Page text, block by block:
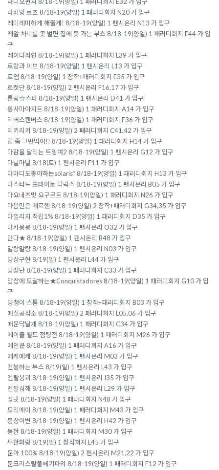
라비앙 로즈 8/18-19(양일) 1 패러디회지 N20 가 입구
레미레미하게 해줄게! 8/18-19(양일) 1 팬시온리 N13 가 입구
레알 차비를 못 벌면 집에 못 가는 부스 8/18-19(양일) 1 패러디회지 E44 가 입
구
레이디죄인 8/18-19(양일) 1 패러디회지 L39 가 입구
로랑과 이브 8/18-19(양일) 1 팬시온리 L13 가 입구
로엠 8/18-19(양일) 1 창작+패러디회지 E35 가 입구
로켓단 8/18-19(양일) 2 팬시온리 F16,17 가 입구
롤링☆스타 8/18-19(양일) 1 팬시온리 D41 가 입구
롱사마아지트 8/18-19(양일) 1 패러디회지 A14 가 입구
리버스캔버스 8/18-19(양일) 1 패러디회지 F36 가 입구
리키리키 8/18-19(양일) 2 패러디회지 C41,42 가 입구
립 좀 그만먹어!! 8/18-19(양일) 1 패러디회지 H14 가 입구
마감을 달리는 트잉여2 8/18-19(양일) 1 팬시온리 G12 가 입구
마닐마닐 8/18(토) 1 팬시온리 F11 가 입구
마마디도좋아하는solaris* 8/18-19(양일) 1 패러디회지 H13 가 입구
마스타드 포테이토 디럭스 8/18-19(양일) 1 팬시온리 B05 가 입구
마요네즈맛 요구르트 8/18-19(양일) 1 패러디회지 N26 가 입구
마음만은 메르헨 8/18-19(양일) 2 창작+패러디회지 G34,35 가 입구
마일리지 적립1% 8/18-19(양일) 1 패러디회지 D35 가 입구
마카롱롱 8/18-19(양일) 1 팬시온리 O32 가 입구
만다★ 8/18-19(양일) 1 팬시온리 B48 가 입구
말랑말랑 8/18-19(양일) 1 팬시온리 N03 가 입구
망상구현 8/19(일) 1 팬시온리 L44 가 입구
망상단 8/18-19(양일) 1 패러디회지 C33 가 입구
망상에 도달하는★Conquistadores 8/18-19(양일) 1 패러디회지 G10 가 입
구
망청이 스톰 8/18-19(양일) 1 창작+패러디회지 B03 가 입구
매실공작소 8/18-19(양일) 2 패러디회지 L05,06 가 입구
매운닥날개 8/18-19(양일) 1 패러디회지 C34 가 입구
메이플 월드 점령전 8/18-19(양일) 1 패러디회지 M26 가 입구
메인쿤 8/18-19(양일) 1 패러디회지 A16 가 입구
메케메케 8/18-19(양일) 1 팬시온리 M03 가 입구
멘붕하는 부스 8/19(일) 1 팬시온리 L43 가 입구
멘탈붕괴 8/18-19(양일) 1 팬시온리 I35 가 입구
멘탈심해 8/18-19(양일) 1 팬시온리 L29 가 입구
멩넷 8/18-19(양일) 1 패러디회지 N48 가 입구
모리메이 8/18-19(양일) 1 패러디회지 M43 가 입구
몽상이변 8/18-19(양일) 1 팬시온리 H42 가 입구
몽한 8/18-19(양일) 1 패러디회지 M30 가 입구
무한화랑 8/19(일) 1 창작회지 L45 가 입구
문아 100% 8/18-19(양일) 2 팬시온리 M21,22 가 입구
문크리스탈풀떼기파워 8/18-19(양일) 1 패러디회지 F12 가 입구